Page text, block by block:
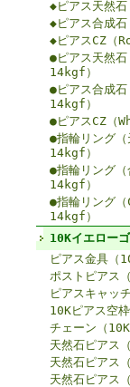
◆ピアス天然
◆ピアス合成
◆ピアスCZ（
●ピアス天然
14kgf）
●ピアス合成
14kgf）
●ピアスCZ（
●指輪リング
14kgf）
●指輪リング
14kgf）
●指輪リング
14kgf）
10Kイエロー
ピアス金具（
ポストピアス
ピアスキャッ
10Kピアス空枠
チェーン（10K
天然石ピアス
天然石ピアス
天然石ピアス